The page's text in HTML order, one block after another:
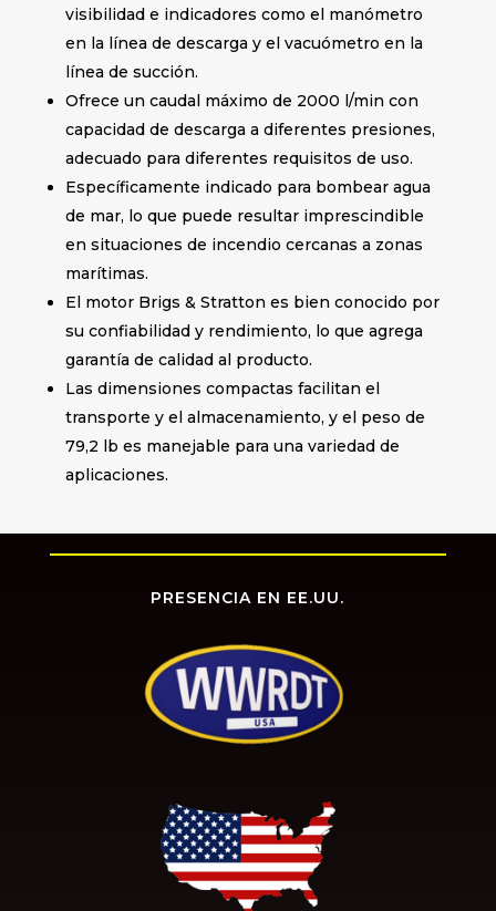
visibilidad e indicadores como el manómetro
en la línea de descarga y el vacuómetro en la
línea de succión.
Ofrece un caudal máximo de 2000 l/min con
capacidad de descarga a diferentes presiones,
adecuado para diferentes requisitos de uso.
Específicamente indicado para bombear agua
de mar, lo que puede resultar imprescindible
en situaciones de incendio cercanas a zonas
marítimas.
El motor Brigs & Stratton es bien conocido por
su confiabilidad y rendimiento, lo que agrega
garantía de calidad al producto.
Las dimensiones compactas facilitan el
transporte y el almacenamiento, y el peso de
79,2 lb es manejable para una variedad de
aplicaciones.
PRESENCIA EN EE.UU.